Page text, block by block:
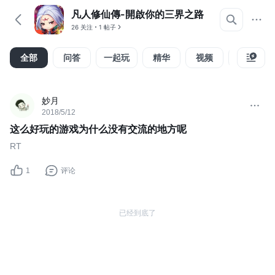
凡人修仙傳-開啟你的三界之路
26 关注 1 帖子
全部 问答 一起玩 精华 视频 攻略
妙月
2018/5/12
这么好玩的游戏为什么没有交流的地方呢
RT
1 评论
已经到底了